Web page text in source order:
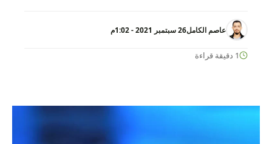
عاصم الكامل26 سبتمبر 2021 - 1:02م
1 دقيقة قراءة